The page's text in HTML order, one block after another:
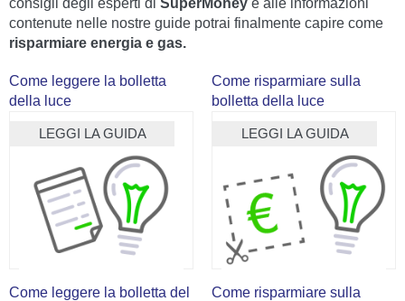
consigli degli esperti di SuperMoney e alle informazioni
contenute nelle nostre guide potrai finalmente capire come
risparmiare energia e gas.
Come leggere la bolletta
della luce
LEGGI LA GUIDA
Come risparmiare sulla
bolletta della luce
LEGGI LA GUIDA
Come leggere la bolletta del
Come risparmiare sulla